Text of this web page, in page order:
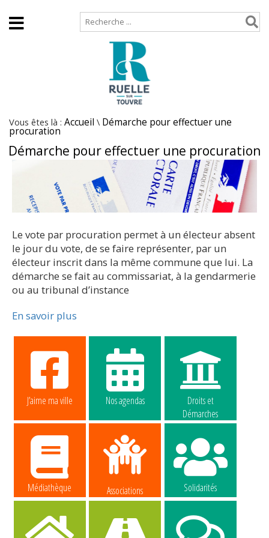
Vous êtes là : Accueil \ Démarche pour effectuer une
procuration
Démarche pour effectuer une procuration
Le vote par procuration permet à un électeur absent
le jour du vote, de se faire représenter, par un
électeur inscrit dans la même commune que lui. La
démarche se fait au commissariat, à la gendarmerie
ou au tribunal d’instance
En savoir plus
J’aime ma ville Nos agendas
Droits et
Démarches
Médiathèque Associations Solidarités